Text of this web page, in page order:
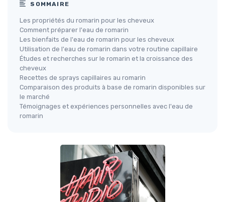
SOMMAIRE
Les propriétés du romarin pour les cheveux
Comment préparer l'eau de romarin
Les bienfaits de l'eau de romarin pour les cheveux
Utilisation de l'eau de romarin dans votre routine capillaire
Études et recherches sur le romarin et la croissance des
cheveux
Recettes de sprays capillaires au romarin
Comparaison des produits à base de romarin disponibles sur
le marché
Témoignages et expériences personnelles avec l'eau de
romarin